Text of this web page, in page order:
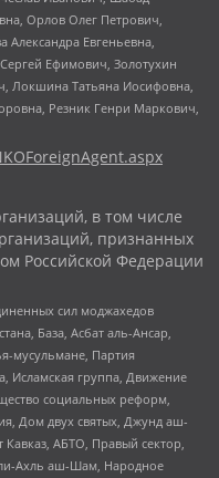
Орлов Олег Петрович,
Евгеньевна,
Ефимович, Золотухин
Локшина Татьяна Иосифовна,
Резник Генри Маркович,
в том числе
признанных
Российской Федерации
сил моджахедов
База, Асбат аль-Ансар,
мусульмане, Партия
Исламская группа, Движение
социальных реформ,
Дом двух святых, Джунд аш-
АБТО, Правый сектор,
ли-Ахль аш-Шам, Народное